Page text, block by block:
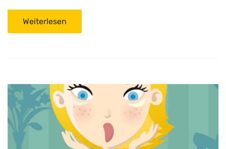
Weiterlesen